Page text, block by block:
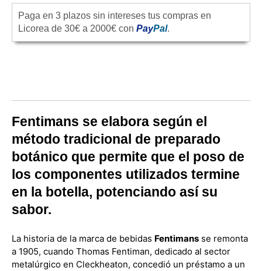
Paga en 3 plazos sin intereses tus compras en
Licorea de 30€ a 2000€ con PayPal.
Fentimans se elabora según el
método tradicional de preparado
botánico que permite que el poso de
los componentes utilizados termine
en la botella, potenciando así su
sabor.
La historia de la marca de bebidas Fentimans se remonta
a 1905, cuando Thomas Fentiman, dedicado al sector
metalúrgico en Cleckheaton, concedió un préstamo a un